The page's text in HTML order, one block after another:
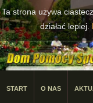
Ta strona używa
działać lepiej.
START O NAS